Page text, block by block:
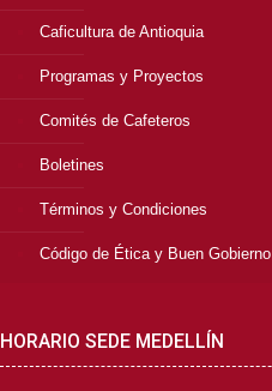
Caficultura de Antioquia
Programas y Proyectos
Comités de Cafeteros
Boletines
Términos y Condiciones
Código de Ética y Buen Gobierno
HORARIO SEDE MEDELLÍN